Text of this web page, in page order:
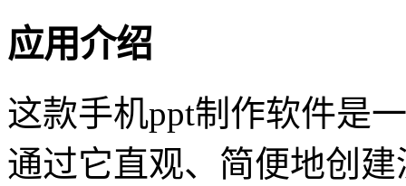
应用介绍
这款手机ppt制作软件是
通过它直观、简便地创